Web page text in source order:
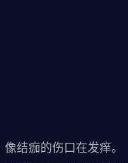
结痂的伤口在发痒。